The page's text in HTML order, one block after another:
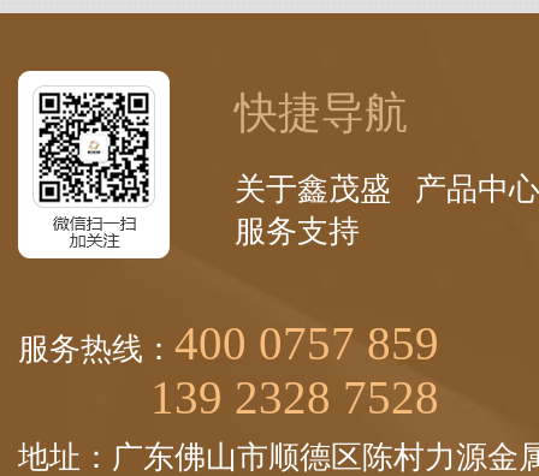
快捷导航
关于鑫茂盛
产品中心
服务支持
服务热线： 400 0757 859
139 2328 7528
地址：广东佛山市顺德区陈村力源金